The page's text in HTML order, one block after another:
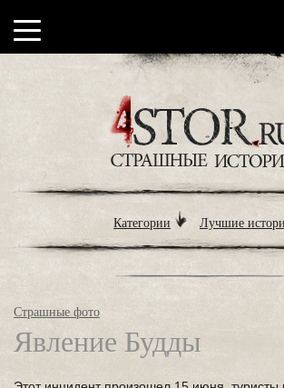
Категории Лучшие
Страшные фото
Явление Будды